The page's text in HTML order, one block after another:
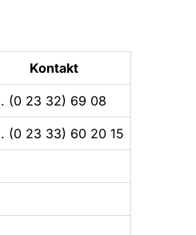
Kontakt
(0 23 32) 69 08
(0 23 33) 60 20 15